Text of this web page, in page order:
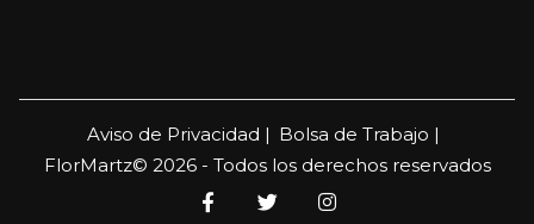
Aviso de Privacidad | Bolsa de Trabajo |
FlorMartz© 2026 - Todos los derechos reservados